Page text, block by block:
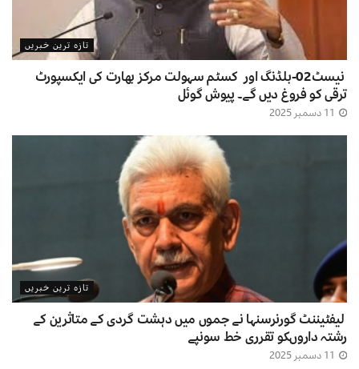
تازہ ترین خبریں
نیسٹ02-بلڈنگ اور کسٹم سہولت مرکز بھارت کی ایکسپورٹ
ترقی کو فروغ دیں گے۔ پیوش گوئل
تازہ ترین خبریں
لیفٹیننٹ گورنرسنہا نے جموں میں دہشت گردی کے متاثرین کے
رشتہ داروںکو تقرری خط سونپے